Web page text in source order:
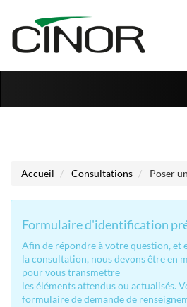
Accueil Consultations Poser
Formulaire d'identification
Afin de répondre à votre question, et
la consultation, nous devons être en
pour vous transmettre
les éléments attendus ou actualisés.
formulaire de demande de